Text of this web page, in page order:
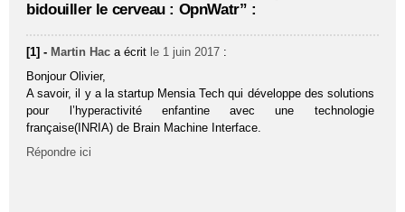
bidouiller le cerveau : OpnWatr” :
[1] - Martin Hac a écrit le 1 juin 2017 :
Bonjour Olivier,
A savoir, il y a la startup Mensia Tech qui développe des solutions
pour l’hyperactivité enfantine avec une technologie
française(INRIA) de Brain Machine Interface.
Répondre ici